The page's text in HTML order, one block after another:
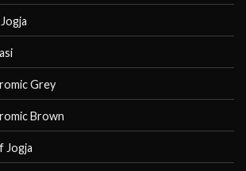
Grey
Brown
Jogja